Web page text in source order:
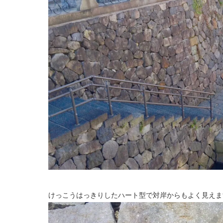
けっこうはっきりしたハート型で対岸からもよく見え